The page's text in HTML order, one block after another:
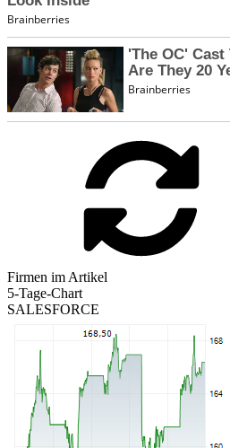
Firmen im Artikel
5-Tage-Chart
SALESFORCE